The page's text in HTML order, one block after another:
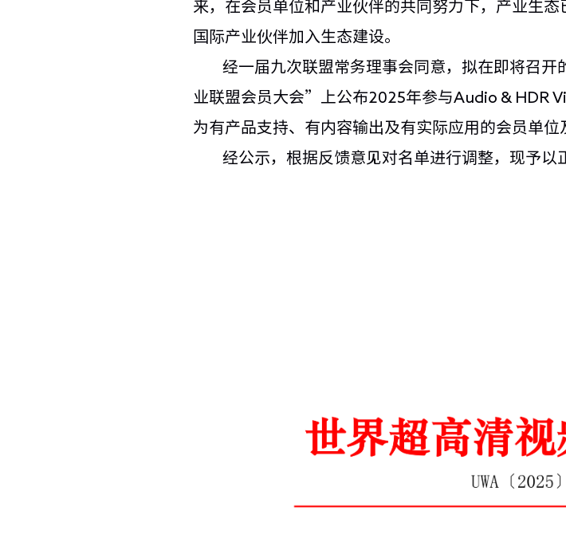
来，在会员单位和产业伙伴的共同努力下，产业生
国际产业伙伴加入生态建设。
经一届九次联盟常务理事会同意，拟在即将召
业联盟会员大会”上公布2025年参与Audio & HDR
为有产品支持、有内容输出及有实际应用的会员单位
经公示，根据反馈意见对名单进行调整，现予以